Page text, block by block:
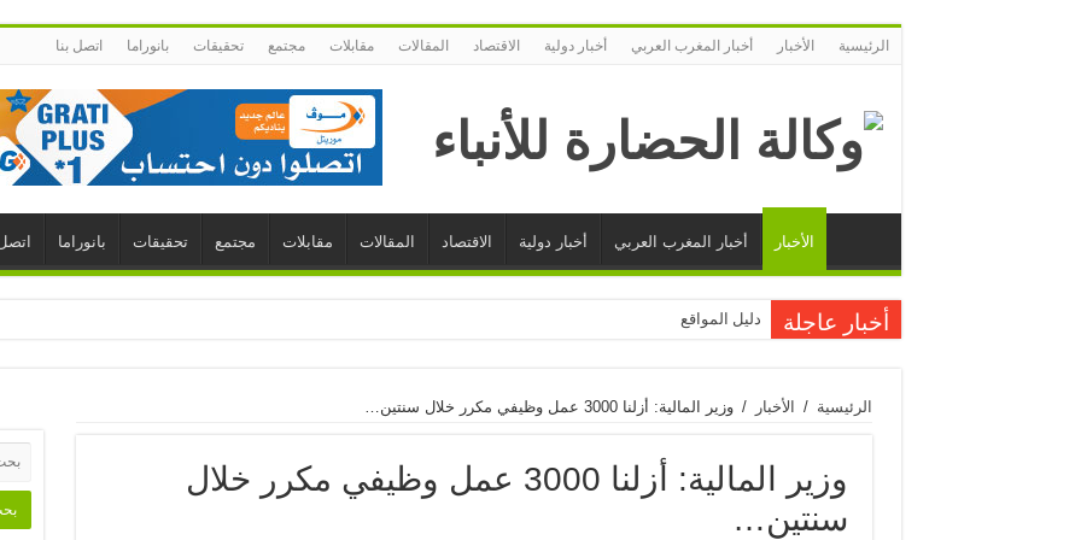
الرئيسية الأخبار أخبار المغرب العربي أخبار دولية الاقتصاد المقالات مقابلات مجتمع تحقيقات بانوراما اتصل بنا
الأخبار أخبار المغرب العربي أخبار دولية الاقتصاد المقالات مقابلات مجتمع تحقيقات بانوراما
أخبار عاجلة دليل المواقع
الرئيسية / الأخبار / وزير المالية: أزلنا 3000 عمل وظيفي مكرر خلال سنتين…
وزير المالية: أزلنا 3000 عمل وظيفي مكرر خلال
سنتين…